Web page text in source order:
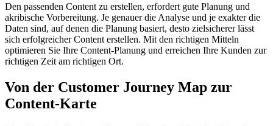
Den passenden Content zu erstellen, erfordert gute Planung und
akribische Vorbereitung. Je genauer die Analyse und je exakter die
Daten sind, auf denen die Planung basiert, desto zielsicherer lässt
sich erfolgreicher Content erstellen. Mit den richtigen Mitteln
optimieren Sie Ihre Content-Planung und erreichen Ihre Kunden zur
richtigen Zeit am richtigen Ort.
Von der Customer Journey Map zur
Content-Karte